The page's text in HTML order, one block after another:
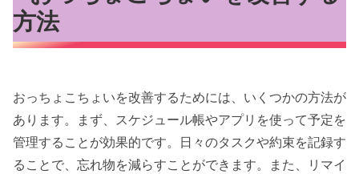
方法
おっちょこちょいを改善するためには、いくつかの方法が
あります。まず、スケジュール帳やアプリを使って予定を
管理することが効果的です。日々のタスクや約束を記録す
ることで、忘れ物を減らすことができます。また、リマイ